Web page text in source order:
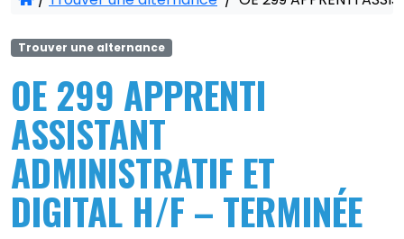
Trouver une alternance
OE 299 APPRENTI
ASSISTANT
ADMINISTRATIF ET
DIGITAL H/F – TERMINÉE